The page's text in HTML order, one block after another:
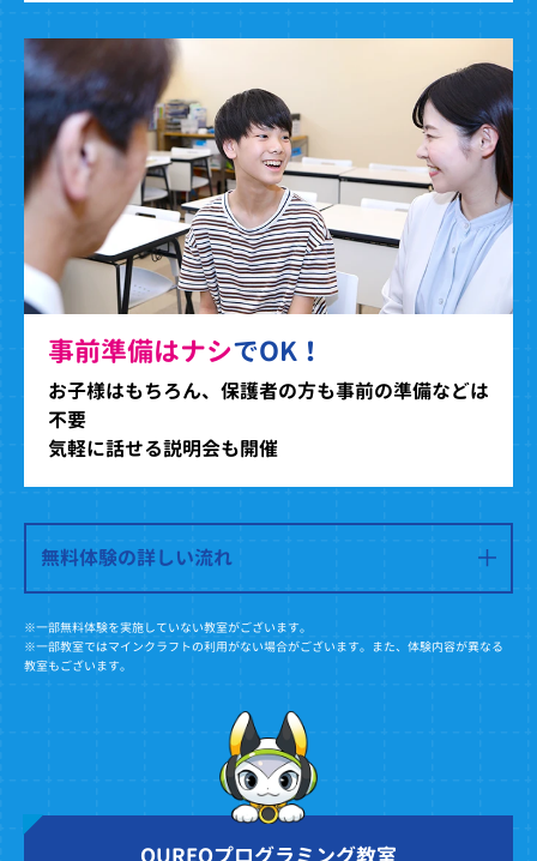
事前準備はナシでOK！
お子様はもちろん、保護者の方も事前の準備などは
不要
気軽に話せる説明会も開催
無料体験の詳しい流れ
※一部無料体験を実施していない教室がございます。
※一部教室ではマインクラフトの利用がない場合がございます。また、体験内容が異なる
教室もございます。
QUREOプログラミング教室